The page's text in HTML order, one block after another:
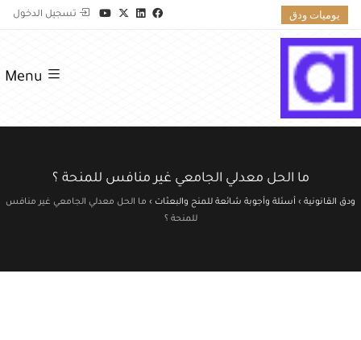
يوميات ودق تسجيل الدخول
Menu
ما الحل معدلي الجامعي غير منافس للمنحة ؟
ودق القانونية › أسئلة وأجوبة شائعة للمنح والبعثات › ما الحل معدلي الجامعي غير منافس
للمنحة ؟